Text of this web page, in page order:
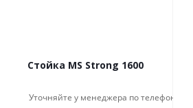
Стойка MS Strong 1600
Уточняйте у менеджера по телефону